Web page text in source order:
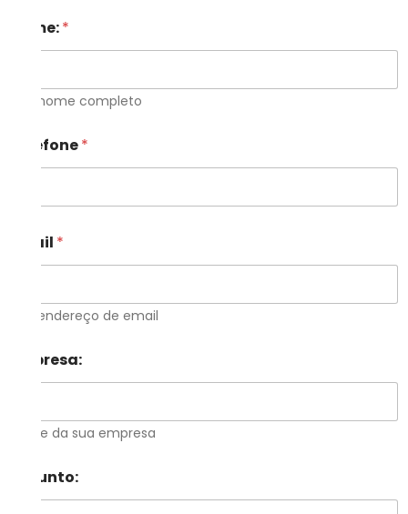
Nome:*
Seu nome completo
Telefone*
Email *
Seu endereço de email
Empresa:
Nome da sua empresa
Assunto: